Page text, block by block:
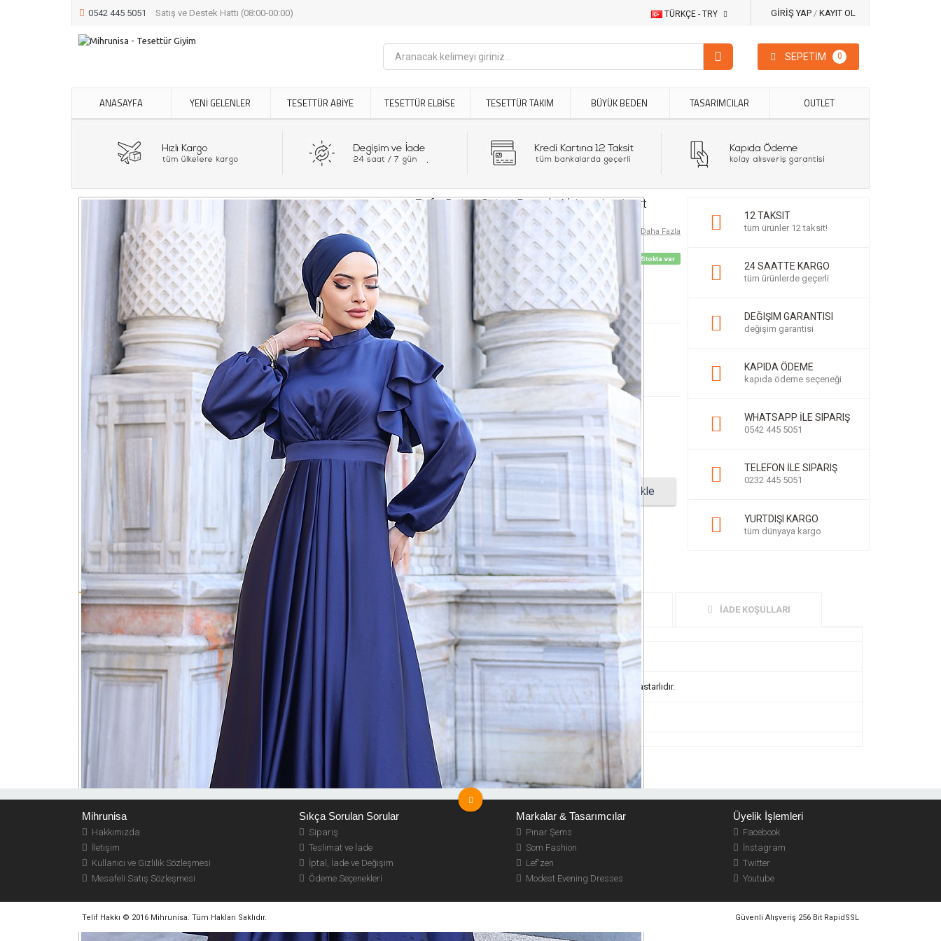
0542 445 5051 Satış ve Destek Hattı (08:00-00:00) TÜRKÇE - TRY GİRİŞ YAP / KAYIT OL
SEPETİM 0
ANASAYFA YENİ GELENLER TESETTÜR ABİYE TESETTÜR ELBİSE TESETTÜR TAKIM BÜYÜK BEDEN TASARIMCILAR OUTLET
Fırfır Detay Saten Berrak Abiye - Lacivert
Daha Fazla Tasarımları Daha Fazla
Ürün Kodu: MN-4848 Stokta var
5.200,00TL 7.900,00TL
Diğer Renk Seçenekleri İçin Tıklayınız :
Beden Seçiniz Beden Tablosu
38 40 42 44 46 48
Sepete Ekle Favorilere Ekle
12 TAKSIT
tüm ürünler 12 taksit!
24 SAATTE KARGO
tüm ürünlerde geçerli
DEĞIŞIM GARANTISI
değişim garantisi
KAPIDA ÖDEME
kapıda ödeme seçeneği
WHATSAPP İLE SIPARIŞ
0542 445 5051
TELEFON İLE SIPARIŞ
0232 445 5051
YURTDIŞI KARGO
tüm dünyaya kargo
Etiketler: berrak abiye tesettür abiye abiye modelleri lacivert renk abiye
ÜRÜN AÇIKLAMASI YORUMLAR (0) BEDEN TABLOSU TAKSİT İADE KOŞULLARI
KUMAŞ BİLGİSİ
ÜRÜN BİLGİSİ Saten kumaş olup omuzunda fırfır detayı olan berrak abiye modelimiz arkadan gizli fermuarlı olup astarlıdır.
PAYLAŞ
Mihrunisa
Hakkımızda
İletişim
Kullanıcı ve Gizlilik Sözleşmesi
Mesafeli Satış Sözleşmesi
Sıkça Sorulan Sorular
Sipariş
Teslimat ve İade
İptal, İade ve Değişim
Ödeme Seçenekleri
Markalar & Tasarımcılar
Pınar Şems
Som Fashion
Lef'zen
Modest Evening Dresses
Üyelik İşlemleri
Facebook
İnstagram
Twitter
Youtube
Telif Hakkı © 2016 Mihrunisa. Tüm Hakları Saklıdır. Güvenli Alışveriş 256 Bit RapidSSL